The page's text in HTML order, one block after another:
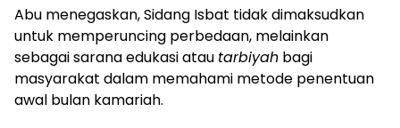
Abu menegaskan, Sidang Isbat tidak dimaksudkan
untuk memperuncing perbedaan, melainkan
sebagai sarana edukasi atau tarbiyah bagi
masyarakat dalam memahami metode penentuan
awal bulan kamariah.